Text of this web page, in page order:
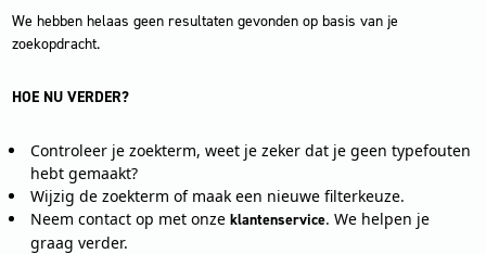
We hebben helaas geen resultaten gevonden op basis van je
zoekopdracht.
HOE NU VERDER?
Controleer je zoekterm, weet je zeker dat je geen typefouten
hebt gemaakt?
Wijzig de zoekterm of maak een nieuwe filterkeuze.
Neem contact op met onze klantenservice. We helpen je
graag verder.